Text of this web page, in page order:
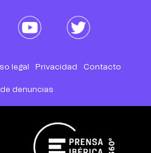
legal Privacidad Contacto
denuncias